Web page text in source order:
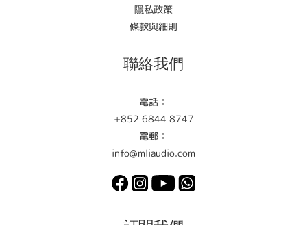
隱私政策
條款與細則
聯絡我們
電話：
+852 6844 8747
電郵：
info@mliaudio.com